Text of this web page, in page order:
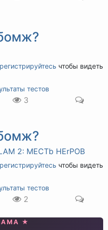
чтобы видеть
тестов
3
2: MECTb HErPOB
чтобы видеть
тестов
2
★